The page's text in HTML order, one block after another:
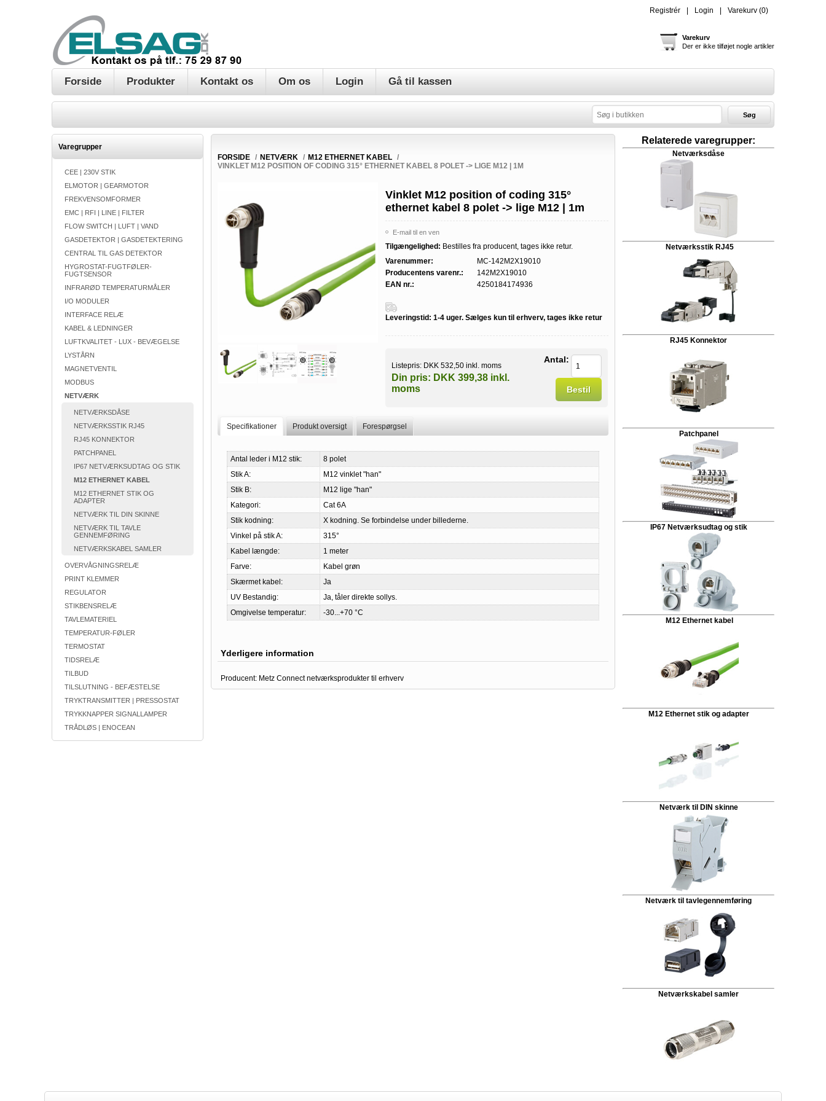
Registrér Login Varekurv (0)
Varekurv
Der er ikke tilføjet nogle artikler
Forside Produkter Kontakt os Om os Login Gå til kassen
Søg
Varegrupper
CEE | 230V STIK
ELMOTOR | GEARMOTOR
FREKVENSOMFORMER
EMC | RFI | LINE | FILTER
FLOW SWITCH | LUFT | VAND
GASDETEKTOR | GASDETEKTERING
CENTRAL TIL GAS DETEKTOR
HYGROSTAT-FUGTFØLER-
FUGTSENSOR
INFRARØD TEMPERATURMÅLER
I/O MODULER
INTERFACE RELÆ
KABEL & LEDNINGER
LUFTKVALITET - LUX - BEVÆGELSE
LYSTÅRN
MAGNETVENTIL
MODBUS
NETVÆRK
NETVÆRKSDÅSE
NETVÆRKSSTIK RJ45
RJ45 KONNEKTOR
PATCHPANEL
IP67 NETVÆRKSUDTAG OG STIK
M12 ETHERNET KABEL
M12 ETHERNET STIK OG
ADAPTER
NETVÆRK TIL DIN SKINNE
NETVÆRK TIL TAVLE
GENNEMFØRING
NETVÆRKSKABEL SAMLER
OVERVÅGNINGSRELÆ
PRINT KLEMMER
REGULATOR
STIKBENSRELÆ
TAVLEMATERIEL
TEMPERATUR-FØLER
TERMOSTAT
TIDSRELÆ
TILBUD
TILSLUTNING - BEFÆSTELSE
TRYKTRANSMITTER | PRESSOSTAT
TRYKKNAPPER SIGNALLAMPER
TRÅDLØS | ENOCEAN
FORSIDE / NETVÆRK / M12 ETHERNET KABEL /
VINKLET M12 POSITION OF CODING 315° ETHERNET KABEL 8 POLET -> LIGE M12 | 1M
Vinklet M12 position of coding 315°
ethernet kabel 8 polet -> lige M12 | 1m
E-mail til en ven
Tilgængelighed: Bestilles fra producent, tages ikke retur.
Varenummer:
MC-142M2X19010
Producentens varenr.:
142M2X19010
EAN nr.:
4250184174936
Leveringstid: 1-4 uger. Sælges kun til erhverv, tages ikke retur
Listepris: DKK 532,50 inkl. moms
Din pris: DKK 399,38 inkl.
moms
Antal:
Bestil
Specifikationer Produkt oversigt Forespørgsel
Antal leder i M12 stik:
8 polet
Stik A:
M12 vinklet "han"
Stik B:
M12 lige "han"
Kategori:
Cat 6A
Stik kodning:
X kodning. Se forbindelse under billederne.
Vinkel på stik A:
315°
Kabel længde:
1 meter
Farve:
Kabel grøn
Skærmet kabel:
Ja
UV Bestandig:
Ja, tåler direkte sollys.
Omgivelse temperatur:
-30...+70 °C
Yderligere information
Producent: Metz Connect netværksprodukter til erhverv
Relaterede varegrupper:
Netværksdåse
Netværksstik RJ45
RJ45 Konnektor
Patchpanel
IP67 Netværksudtag og stik
M12 Ethernet kabel
M12 Ethernet stik og adapter
Netværk til DIN skinne
Netværk til tavlegennemføring
Netværkskabel samler